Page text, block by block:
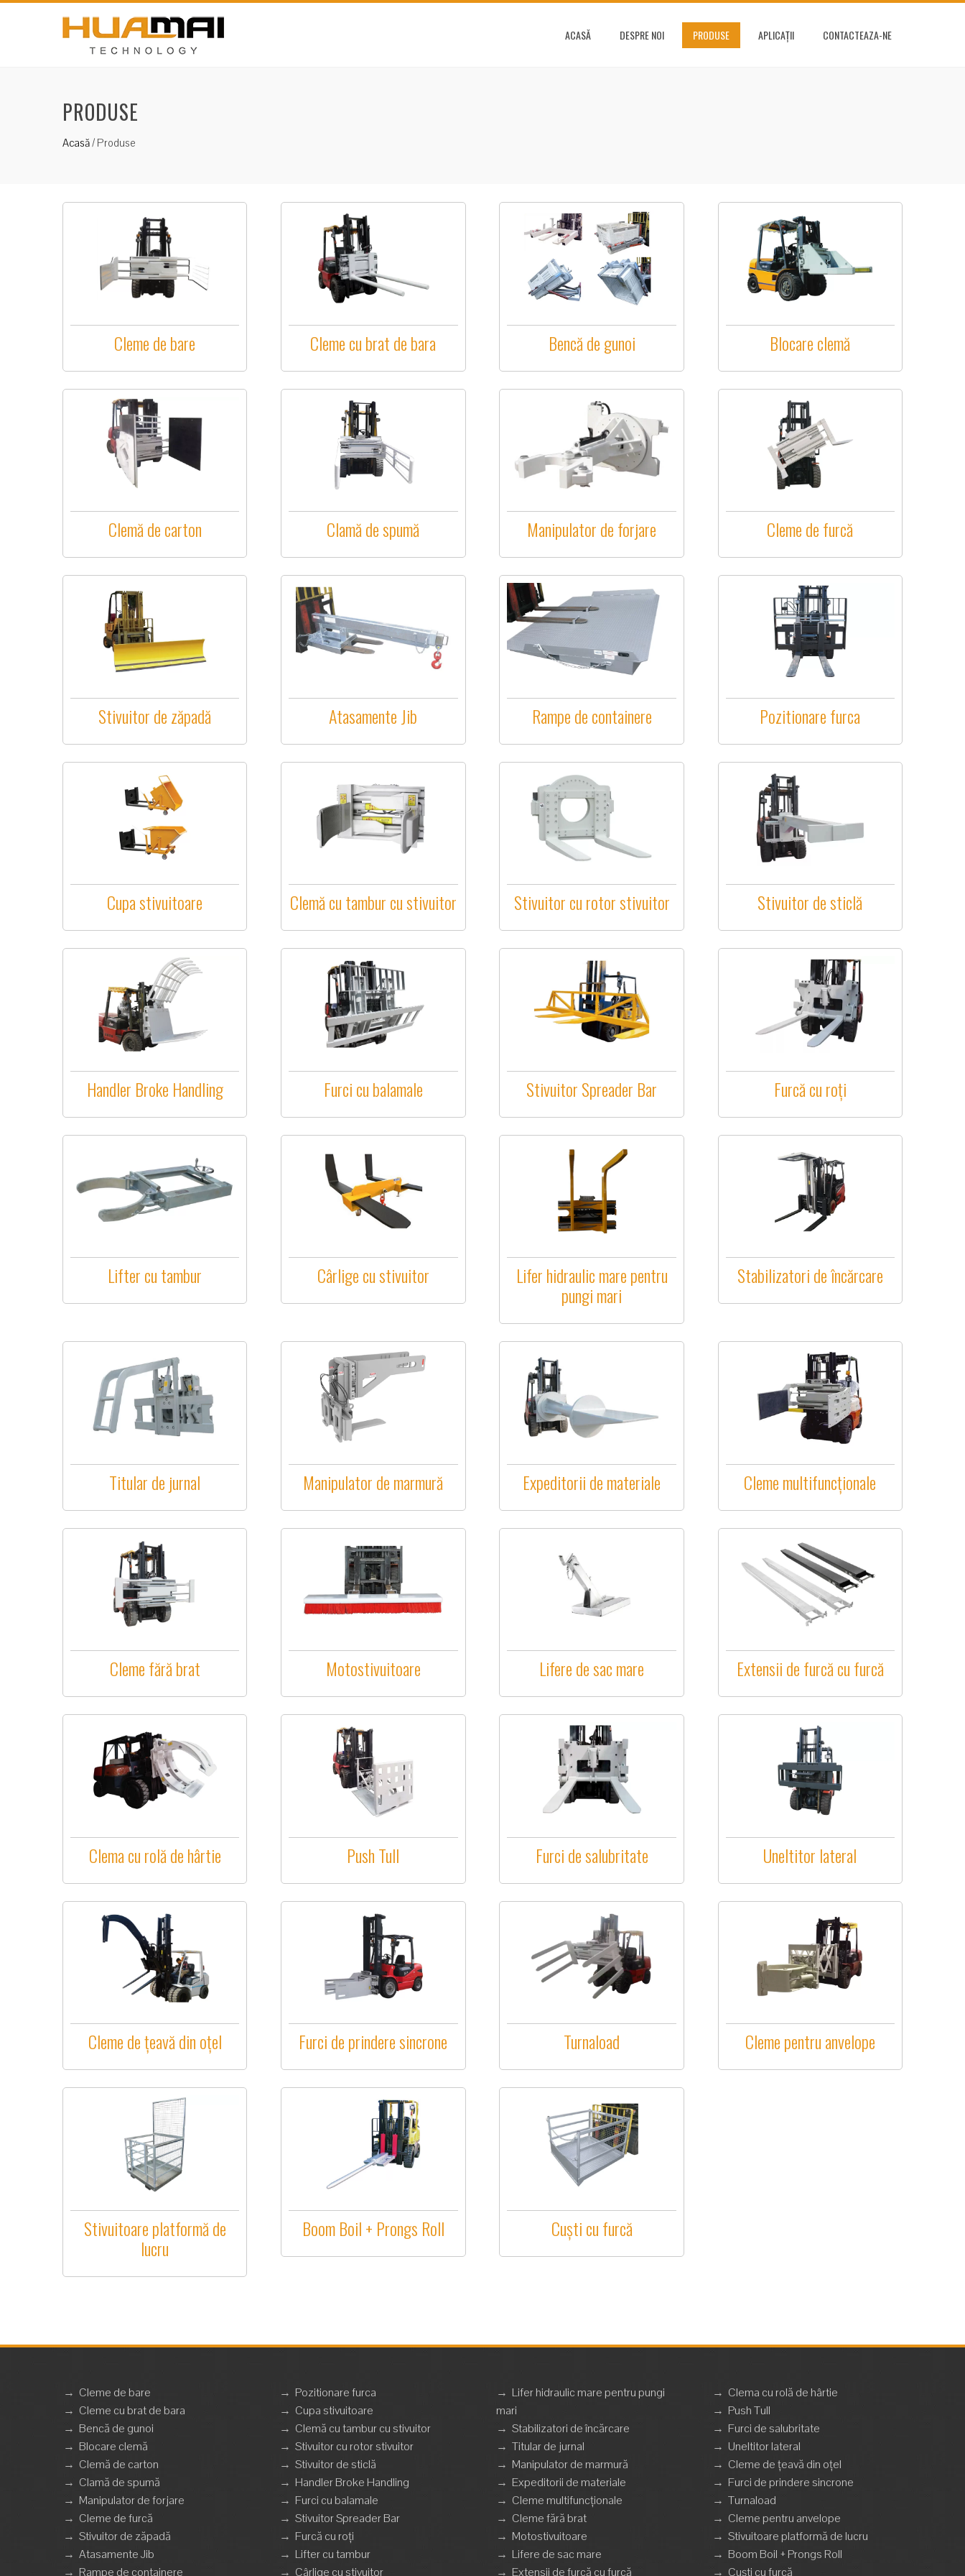
ACASĂ DESPRE NOI PRODUSE APLICAȚII CONTACTEAZA-NE
PRODUSE
Acasă/ Produse
Cleme de bare Cleme cu brat de bara Bencă de gunoi Blocare clemă
Clemă de carton Clamă de spumă Manipulator de forjare Cleme de furcă
Stivuitor de zăpadă Atasamente Jib Rampe de containere Pozitionare furca
Cupa stivuitoare Clemă cu tambur cu stivuitor Stivuitor cu rotor stivuitor Stivuitor de sticlă
Handler Broke Handling Furci cu balamale Stivuitor Spreader Bar Furcă cu roți
Lifter cu tambur Cârlige cu stivuitor Lifer hidraulic mare pentru
pungi mari
Stabilizatori de încărcare
Titular de jurnal Manipulator de marmură Expeditorii de materiale Cleme multifuncționale
Cleme fără brat Motostivuitoare Lifere de sac mare Extensii de furcă cu furcă
Clema cu rolă de hârtie Push Tull Furci de salubritate Uneltitor lateral
Cleme de țeavă din oțel Furci de prindere sincrone Turnaload Cleme pentru anvelope
Stivuitoare platformă de
lucru
Boom Boil + Prongs Roll Cuști cu furcă
→ Cleme de bare
→ Cleme cu brat de bara
→ Bencă de gunoi
→ Blocare clemă
→ Clemă de carton
→ Clamă de spumă
→ Manipulator de forjare
→ Cleme de furcă
→Stivuitor de zăpadă
→Atasamente Jib
→ Rampe de containere
→ Pozitionare furca
→ Cupa stivuitoare
→ Clemă cu tambur cu stivuitor
→Stivuitor cu rotor stivuitor
→Stivuitor de sticlă
→ Handler Broke Handling
→ Furci cu balamale
→Stivuitor Spreader Bar
→ Furcă cu roți
→ Lifter cu tambur
→ Cârlige cu stivuitor
→ Lifer hidraulic mare pentru pungi
mari
→ Stabilizatori de încărcare
→ Titular de jurnal
→ Manipulator de marmură
→ Expeditorii de materiale
→ Cleme multifuncționale
→ Cleme fără brat
→ Motostivuitoare
→ Lifere de sac mare
→ Extensii de furcă cu furcă
→ Clema cu rolă de hârtie
→ Push Tull
→ Furci de salubritate
→ Uneltitor lateral
→ Cleme de țeavă din oțel
→ Furci de prindere sincrone
→ Turnaload
→ Cleme pentru anvelope
→ Stivuitoare platformă de lucru
→ Boom Boil + Prongs Roll
→ Cuști cu furcă